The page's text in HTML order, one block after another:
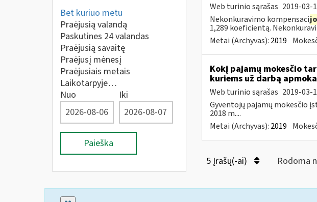
Bet kuriuo metu
Praėjusią valandą
Paskutines 24 valandas
Praėjusią savaitę
Praėjusį mėnesį
Praėjusiais metais
Laikotarpyje…
Nuo
Iki
Paieška
Web turinio sąrašas 2019-03-
Nekonkuravimo kompensaci
1,289 koeficientą.
Metai (Archyvas): 2019
Kokį pajamų mokesčio
kuriems už darbą
Web turinio sąrašas 2019-03-
Gyventojų pajamų mokesčio
2018 m....
Metai (Archyvas): 2019
5 Įrašų(-ai) Rodoma